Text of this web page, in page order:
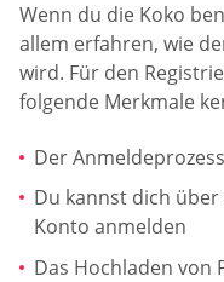
Wenn du die Koko
allem erfahren, wie
wird. Für den
folgende Merkmale
Der
Du kannst dich
Konto anmelden
Das Hochladen von